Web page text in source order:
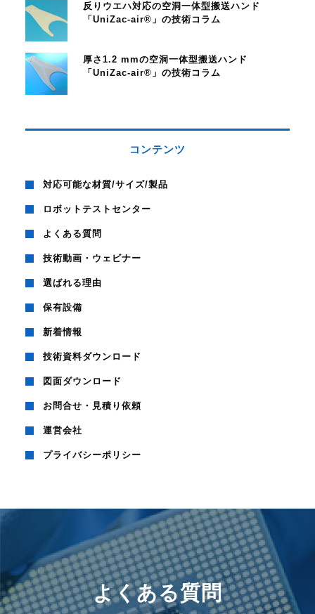
反りウエハ対応の空洞一体型搬送ハンド
「UniZac-air®」の技術コラム
厚さ1.2 mmの空洞一体型搬送ハンド
「UniZac-air®」の技術コラム
コンテンツ
対応可能な材質/サイズ/製品
ロボットテストセンター
よくある質問
技術動画・ウェビナー
選ばれる理由
保有設備
新着情報
技術資料ダウンロード
図面ダウンロード
お問合せ・見積り依頼
運営会社
プライバシーポリシー
よくある質問